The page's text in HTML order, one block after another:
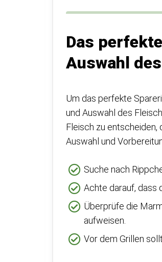
Das
Auswahl
Um das perfekte
und Auswahl des
Fleisch zu entscheiden,
Auswahl und
Suche nach
Achte darauf, dass
Überprüfe die
aufweisen.
Vor dem Grillen